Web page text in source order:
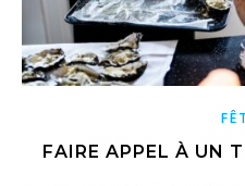
FAIRE APPEL À UN